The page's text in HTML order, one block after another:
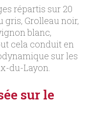
répartis sur 20
gris, Grolleau noir,
blanc,
cela conduit en
sur les
du-Layon.
sur le